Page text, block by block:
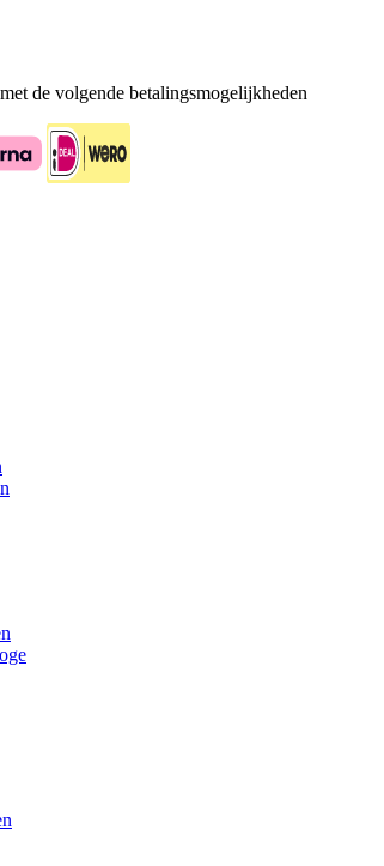
de volgende betalingsmogelijkheden